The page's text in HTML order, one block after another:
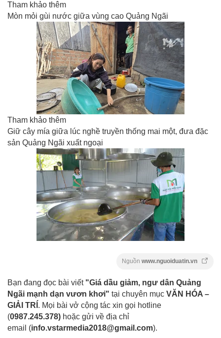
Tham khảo thêm
Mòn mỏi gùi nước giữa vùng cao Quảng Ngãi
Tham khảo thêm
Giữ cây mía giữa lúc nghề truyền thống mai một, đưa đặc
sản Quảng Ngãi xuất ngoại
Nguồn www.nguoiduatin.vn
Bạn đang đọc bài viết "Giá dầu giảm, ngư dân Quảng
Ngãi mạnh dạn vươn khơi" tại chuyên mục VĂN HÓA –
GIẢI TRÍ . Mọi bài vở cộng tác xin gọi hotline
(0987.245.378) hoặc gửi về địa chỉ
email (info.vstarmedia2018@gmail.com).